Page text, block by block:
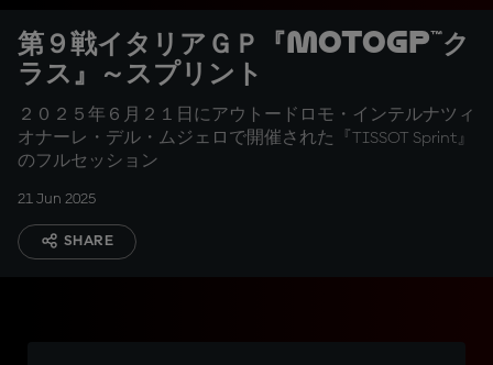
第９戦イタリアＧＰ『MotoGP™ク
ラス』～スプリント
２０２５年６月２１日にアウトードロモ・インテルナツィ
オナーレ・デル・ムジェロで開催された『TISSOT Sprint』
のフルセッション
21 Jun 2025
SHARE